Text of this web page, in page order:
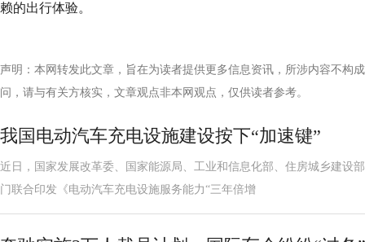
赖的出行体验。
声明：本网转发此文章，旨在为读者提供更多信息资讯，所涉内容不构
问，请与有关方核实，文章观点非本网观点，仅供读者参考。
我国电动汽车充电设施建设按下“加速键”
近日，国家发展改革委、国家能源局、工业和信息化部、住房城乡建设
门联合印发《电动汽车充电设施服务能力“三年倍增